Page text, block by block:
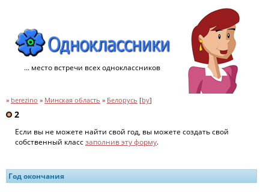
... место встречи всех одноклассников
» berezino » Минская область » Белорусь [by]
2
Если вы не можете найти свой год, вы можете создать свой
собственный классзаполнив эту форму.
Год окончания